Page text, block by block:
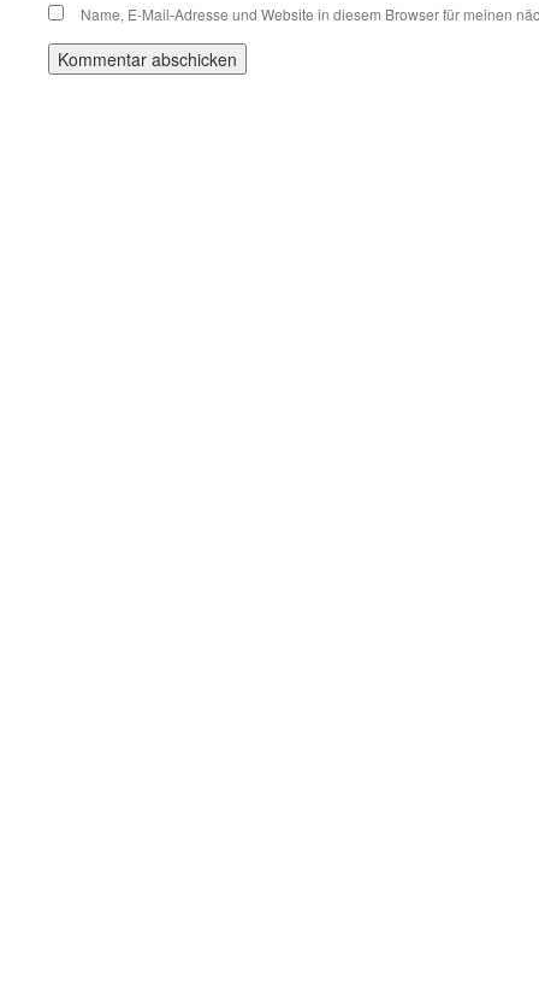
Name, E-Mail-Adresse und Website in diesem Browser für meinen